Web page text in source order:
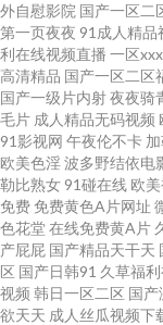
色仓库网址 91视频免
费网址 内射丰满 91网
日韩网站 手机岛国a 超
源av网 国产精品免费
中日韩综合色图区 九
韩中文在线 91啦中文
外自慰影院 国产一区二
第一页夜夜 91成人精品
利在线视频直播 一区
高清精品 国产一区二区
国产一级片内射夜夜骑
毛片 成人精品无码视频
91影视网 午夜伦不卡
欧美色淫波多野结依电
勒比熟女 91碰在线 欧
免费 免费黄色A片网址
色花堂在线免费黄A片
产屁屁 国产精品天干天
区 国产日韩91 久草福
视频 韩日一区二区 国产
欲天天 成人丝瓜视频下